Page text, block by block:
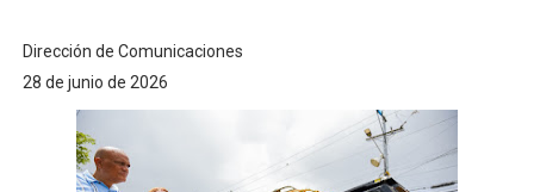
Dirección de Comunicaciones
28 de junio de 2026